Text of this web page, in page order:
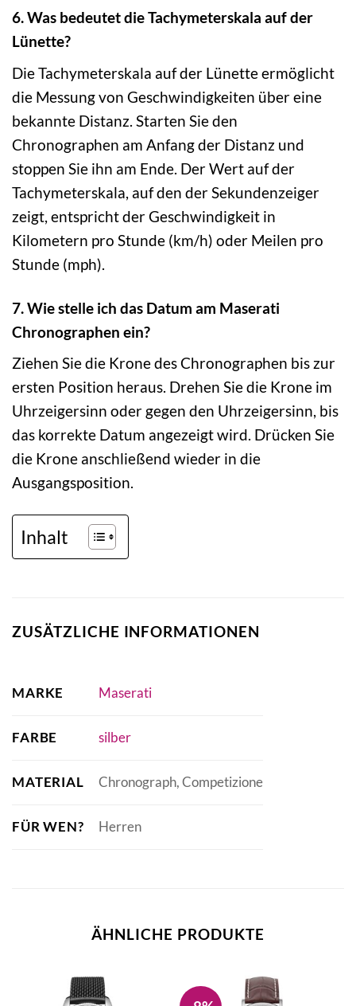
6. Was bedeutet die Tachymeterskala auf der
Lünette?
Die Tachymeterskala auf der Lünette ermöglicht
die Messung von Geschwindigkeiten über eine
bekannte Distanz. Starten Sie den
Chronographen am Anfang der Distanz und
stoppen Sie ihn am Ende. Der Wert auf der
Tachymeterskala, auf den der Sekundenzeiger
zeigt, entspricht der Geschwindigkeit in
Kilometern pro Stunde (km/h) oder Meilen pro
Stunde (mph).
7. Wie stelle ich das Datum am Maserati
Chronographen ein?
Ziehen Sie die Krone des Chronographen bis zur
ersten Position heraus. Drehen Sie die Krone im
Uhrzeigersinn oder gegen den Uhrzeigersinn, bis
das korrekte Datum angezeigt wird. Drücken Sie
die Krone anschließend wieder in die
Ausgangsposition.
Inhalt
ZUSÄTZLICHE INFORMATIONEN
MARKE Maserati
FARBE silber
MATERIAL Chronograph, Competizione
FÜR WEN? Herren
ÄHNLICHE PRODUKTE